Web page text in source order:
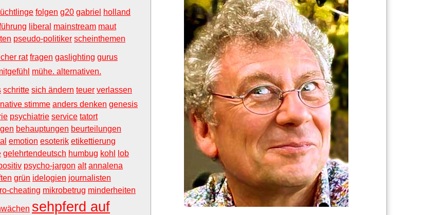
folgen g20 gabriel holland
liberal mainstream maut
pseudo-politiker scheinthemen
rat fragen gaslighting gurus
mühe. alternativen.
schritte sich ändern teuer verlassen
stimme anders denken genesis
psychiatrie service tatort
behauptungen beurteilungen
emotion esoterik etikettierung
gelehrtendeutsch humbug kohl
lob
psycho-jargon alt annalena
grün idelogien journalisten
cheating mikrobetrug minderheiten
sehpferd auf